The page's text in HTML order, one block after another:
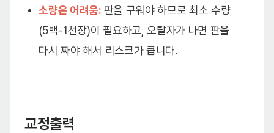
소량은 어려움: 판을 구워야 하므로 최소 수량
(5백-1천장)이 필요하고, 오탈자가 나면 판을
다시 짜야 해서 리스크가 큽니다.
교정출력